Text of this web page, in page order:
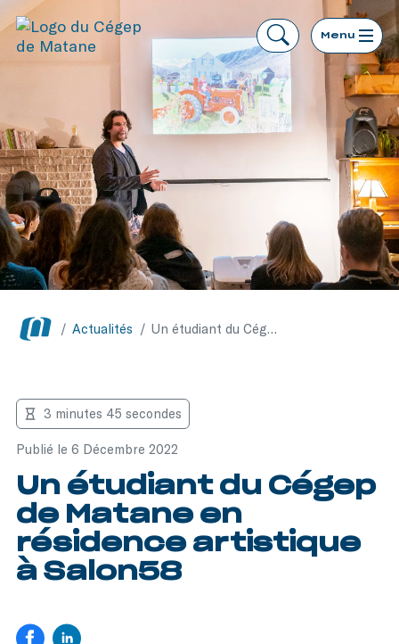
Menu
/ Actualités / Un étudiant du Cégep de Matane en résidence artistique à Salon58
Publié le 6 Décembre 2022
3 minutes 45 secondes
Un étudiant du Cégep
de Matane en
résidence artistique
à Salon58